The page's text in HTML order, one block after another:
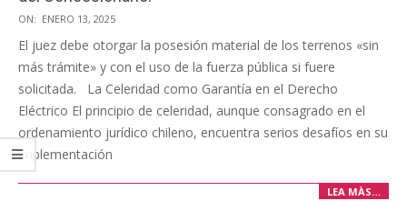
2025-
01-
ON: ENERO 13, 2025
El juez debe otorgar la posesión material de los terrenos «sin
más trámite» y con el uso de la fuerza pública si fuere
solicitada. La Celeridad como Garantía en el Derecho
Eléctrico El principio de celeridad, aunque consagrado en el
ordenamiento jurídico chileno, encuentra serios desafíos en su
implementación
LEA MÀS…